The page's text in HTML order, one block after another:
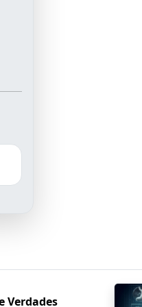
Verdades